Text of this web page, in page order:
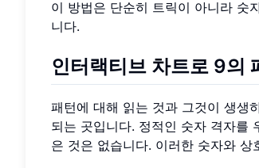
이 방법은 단순히 트릭이 아니라 숫
니다.
인터랙티브 차트로 9의
패턴에 대해 읽는 것과 그것이 생생
되는 곳입니다. 정적인 숫자 격자를
은 것은 없습니다. 이러한 숫자와